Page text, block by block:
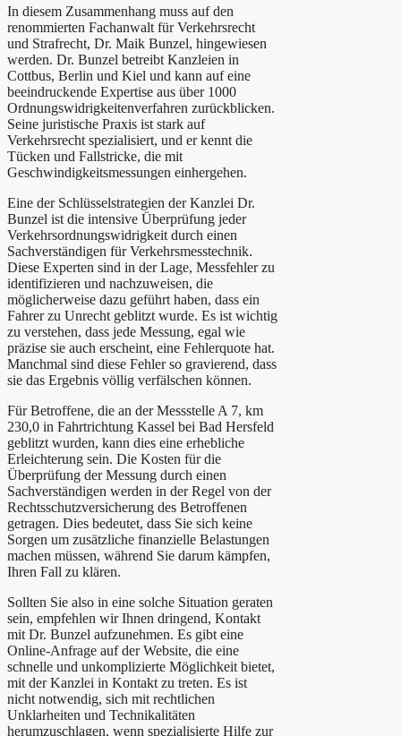
In diesem Zusammenhang muss auf den
renommierten Fachanwalt für Verkehrsrecht
und Strafrecht, Dr. Maik Bunzel, hingewiesen
werden. Dr. Bunzel betreibt Kanzleien in
Cottbus, Berlin und Kiel und kann auf eine
beeindruckende Expertise aus über 1000
Ordnungswidrigkeitenverfahren zurückblicken.
Seine juristische Praxis ist stark auf
Verkehrsrecht spezialisiert, und er kennt die
Tücken und Fallstricke, die mit
Geschwindigkeitsmessungen einhergehen.
Eine der Schlüsselstrategien der Kanzlei Dr.
Bunzel ist die intensive Überprüfung jeder
Verkehrsordnungswidrigkeit durch einen
Sachverständigen für Verkehrsmesstechnik.
Diese Experten sind in der Lage, Messfehler zu
identifizieren und nachzuweisen, die
möglicherweise dazu geführt haben, dass ein
Fahrer zu Unrecht geblitzt wurde. Es ist wichtig
zu verstehen, dass jede Messung, egal wie
präzise sie auch erscheint, eine Fehlerquote hat.
Manchmal sind diese Fehler so gravierend, dass
sie das Ergebnis völlig verfälschen können.
Für Betroffene, die an der Messstelle A 7, km
230,0 in Fahrtrichtung Kassel bei Bad Hersfeld
geblitzt wurden, kann dies eine erhebliche
Erleichterung sein. Die Kosten für die
Überprüfung der Messung durch einen
Sachverständigen werden in der Regel von der
Rechtsschutzversicherung des Betroffenen
getragen. Dies bedeutet, dass Sie sich keine
Sorgen um zusätzliche finanzielle Belastungen
machen müssen, während Sie darum kämpfen,
Ihren Fall zu klären.
Sollten Sie also in eine solche Situation geraten
sein, empfehlen wir Ihnen dringend, Kontakt
mit Dr. Bunzel aufzunehmen. Es gibt eine
Online-Anfrage auf der Website, die eine
schnelle und unkomplizierte Möglichkeit bietet,
mit der Kanzlei in Kontakt zu treten. Es ist
nicht notwendig, sich mit rechtlichen
Unklarheiten und Technikalitäten
herumzuschlagen, wenn spezialisierte Hilfe zur